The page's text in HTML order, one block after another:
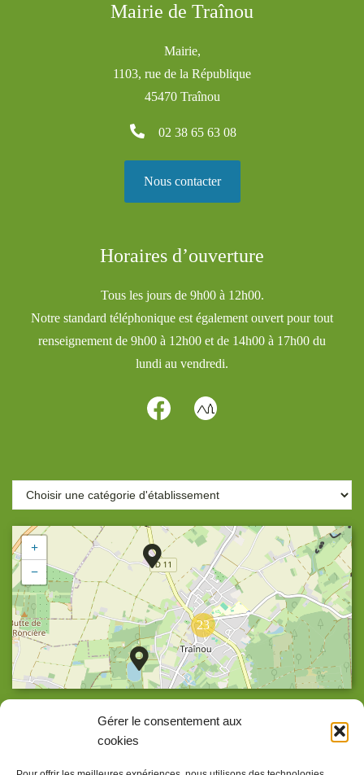
Gérer le consentement aux
cookies
Mairie de Traînou
Mairie,
1103, rue de la République
45470 Traînou
02 38 65 63 08
Nous contacter
Horaires d’ouverture
Tous les jours de 9h00 à 12h00.
Notre standard téléphonique est également ouvert pour tout
renseignement de 9h00 à 12h00 et de 14h00 à 17h00 du
lundi au vendredi.
23
+
−